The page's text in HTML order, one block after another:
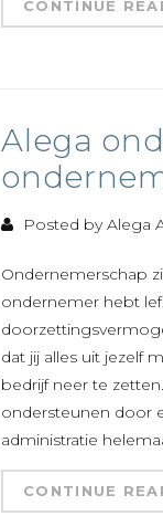
CONTINUE
Alega
Posted by Alega
Ondernemerschap
ondernemer hebt
dat jij alles uit jezelf
bedrijf neer te
ondersteunen door
administratie
CONTINUE